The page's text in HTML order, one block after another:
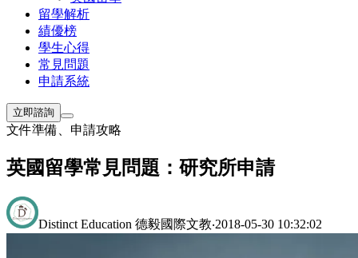
留學解析
績優榜
學生心得
常見問題
申請系統
立即諮詢
文件準備 申請攻略
英國留學常見問題：研究所申請
Distinct Education 德毅國際文教‧2018-05-30 10:32:02